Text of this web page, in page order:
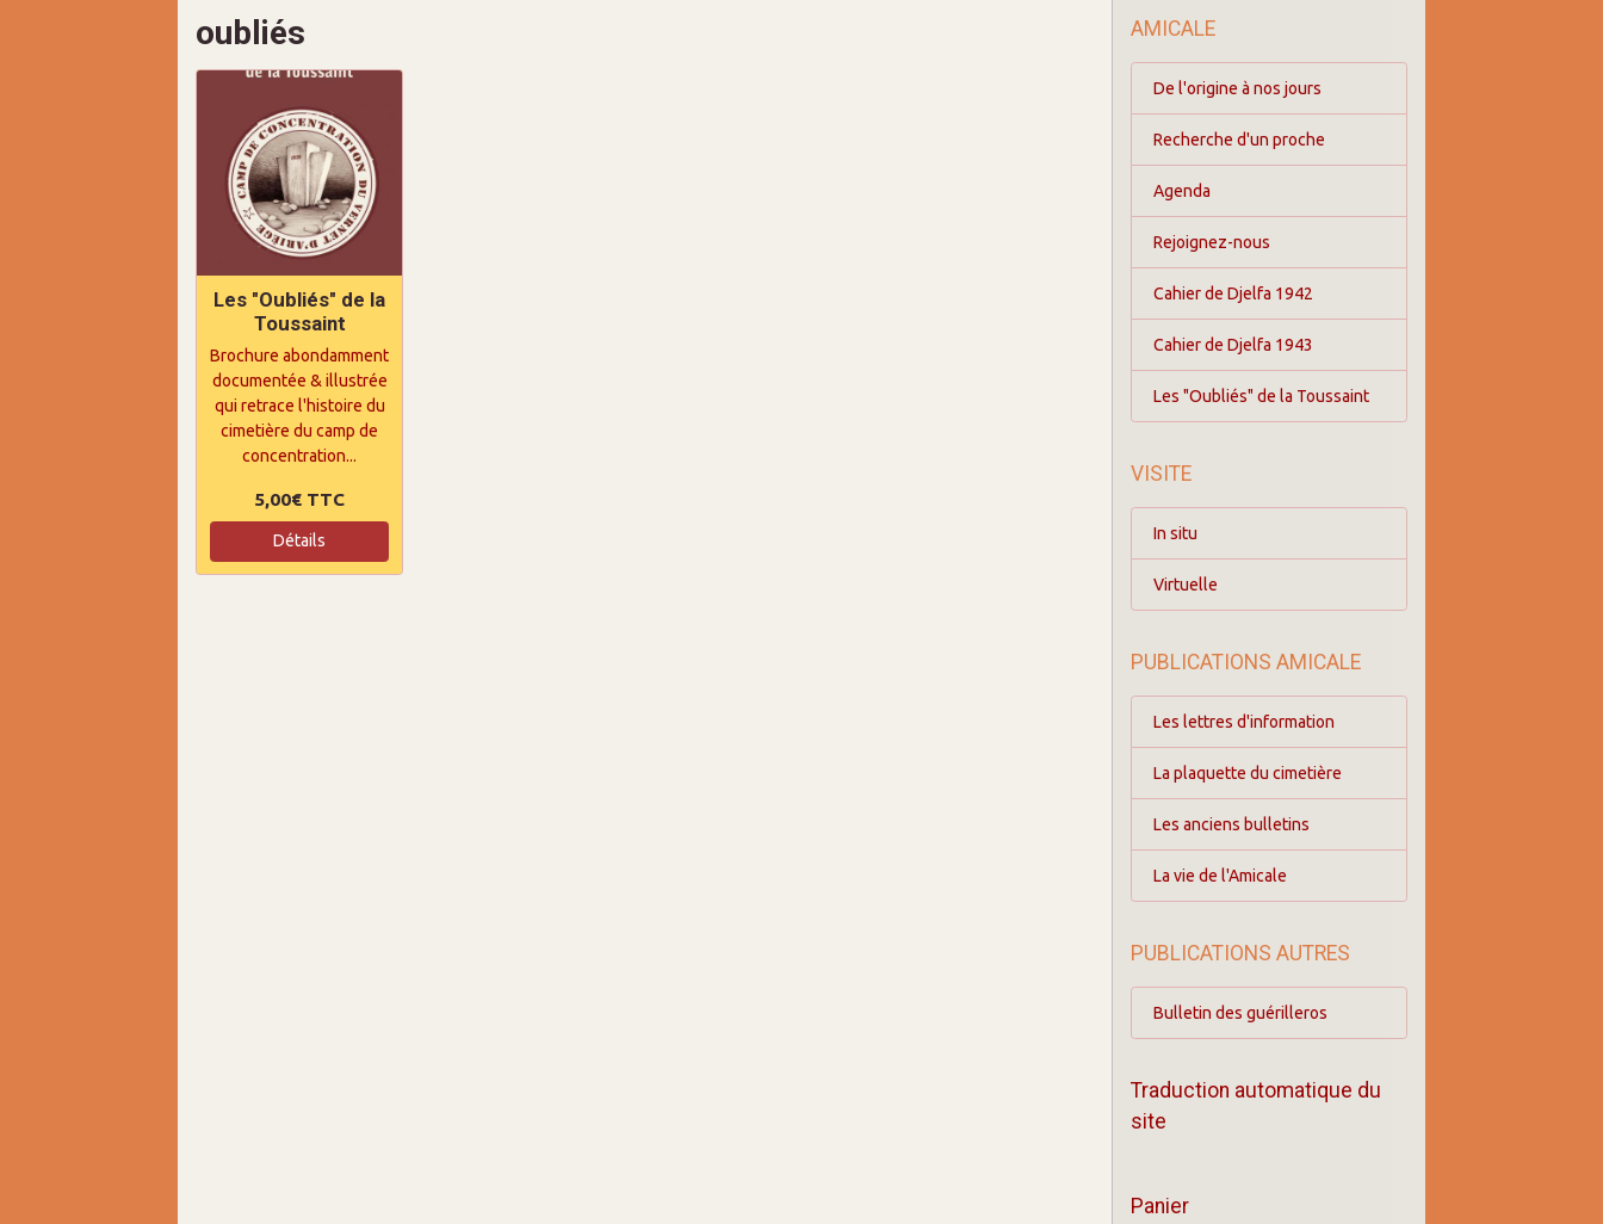
oubliés
Les "Oubliés" de la
Toussaint
Brochure abondamment
documentée & illustrée
qui retrace l'histoire du
cimetière du camp de
concentration...
5,00€ TTC
Détails
AMICALE
De l'origine à nos jours
Recherche d'un proche
Agenda
Rejoignez-nous
Cahier de Djelfa 1942
Cahier de Djelfa 1943
Les "Oubliés" de la Toussaint
VISITE
In situ
Virtuelle
PUBLICATIONS AMICALE
Les lettres d'information
La plaquette du cimetière
Les anciens bulletins
La vie de l'Amicale
PUBLICATIONS AUTRES
Bulletin des guérilleros
Traduction automatique du
site
Panier